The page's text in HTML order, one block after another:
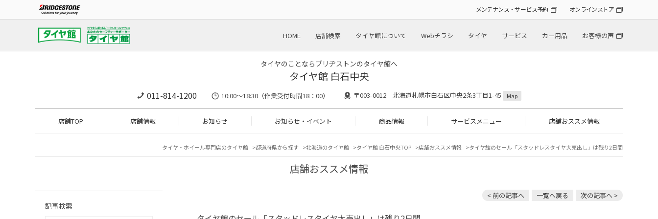
メンテナンス・サービス予約 オンラインストア
HOME 店舗検索 タイヤ館について Webチラシ タイヤ サービス カー用品 お客様の声
タイヤのことならブリヂストンのタイヤ館へ
タイヤ館 白石中央
011-814-1200 10:00～18:30（作業受付時間18：00） 〒003-0012 北海道札幌市白石区中央2条3丁目1-45 Map
店舗TOP 店舗情報 お知らせ お知らせ・イベント 商品情報 サービスメニュー 店舗おススメ情報
タイヤ・ホイール専門店のタイヤ館 都道府県から探す 北海道のタイヤ館 タイヤ館 白石中央TOP 店舗おススメ情報 タイヤ館のセール「スタッドレスタイヤ大売出し」は残り2日間
店舗おススメ情報
< 前の記事へ 一覧へ戻る 次の記事へ >
記事検索